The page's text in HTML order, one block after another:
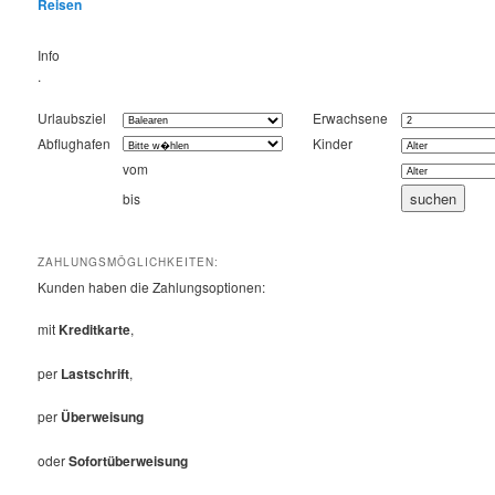
Reisen
Info
.
Urlaubsziel
Erwachsene
Abflughafen
Kinder
vom
bis
ZAHLUNGSMÖGLICHKEITEN:
Kunden haben die Zahlungsoptionen:
mitKreditkarte,
per Lastschrift,
per Überweisung
oderSofortüberweisung